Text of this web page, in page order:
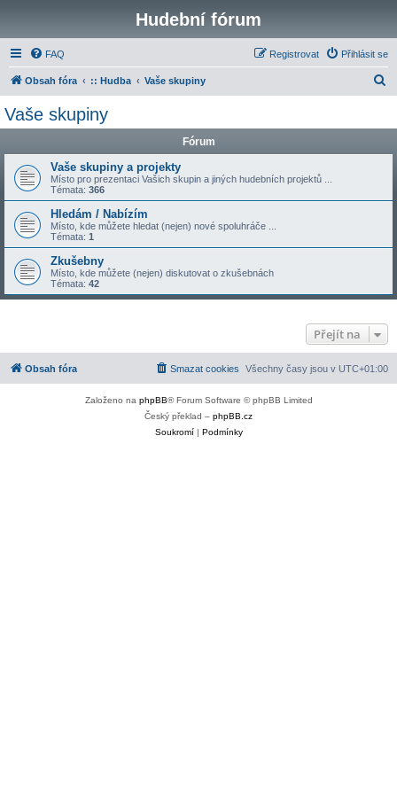
Hudební fórum
FAQ Přihlásit se
Registrovat
Obsah fóra :: Hudba Vaše skupiny
Vaše skupiny
Fórum
Vaše skupiny a projekty
Místo pro prezentaci Vašich skupin a jiných hudebních projektů ...
Témata: 366
Hledám / Nabízím
Místo, kde můžete hledat (nejen) nové spoluhráče ...
Témata: 1
Zkušebny
Místo, kde můžete (nejen) diskutovat o zkušebnách
Témata: 42
Přejít na
Obsah fóra Všechny časy jsou v UTC+01:00
Smazat cookies
Založeno na phpBB® Forum Software © phpBB Limited
Český překlad – phpBB.cz
Soukromí| Podmínky